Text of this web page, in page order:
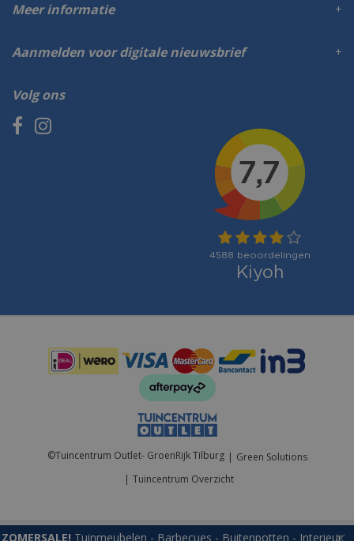
ZOMERSALE! Tuinmeubelen - Barbecues - Buitenpotten - Interieur
Volg ons
Meer informatie
Aanmelden voor digitale nieuwsbrief
©Tuincentrum Outlet- GroenRijk Tilburg
Green Solutions
Tuincentrum Overzicht